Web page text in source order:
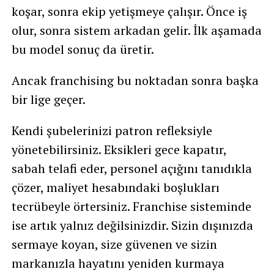
koşar, sonra ekip yetişmeye çalışır. Önce iş
olur, sonra sistem arkadan gelir. İlk aşamada
bu model sonuç da üretir.
Ancak franchising bu noktadan sonra başka
bir lige geçer.
Kendi şubelerinizi patron refleksiyle
yönetebilirsiniz. Eksikleri gece kapatır,
sabah telafi eder, personel açığını tanıdıkla
çözer, maliyet hesabındaki boşlukları
tecrübeyle örtersiniz. Franchise sisteminde
ise artık yalnız değilsinizdir. Sizin dışınızda
sermaye koyan, size güvenen ve sizin
markanızla hayatını yeniden kurmaya